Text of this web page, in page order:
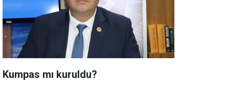
Kumpas mı kuruldu?